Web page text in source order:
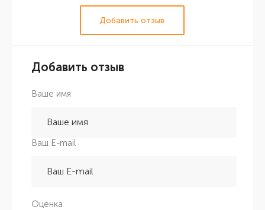
Добавить отзыв
Добавить отзыв
Ваше имя
Ваш E-mail
Оценка